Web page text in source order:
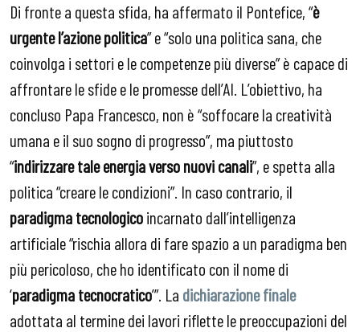
Di fronte a questa sfida, ha affermato il Pontefice, “è
urgente l’azione politica” e “solo una politica sana, che
coinvolga i settori e le competenze più diverse” è capace di
affrontare le sfide e le promesse dell’AI. L’obiettivo, ha
concluso Papa Francesco, non è “soffocare la creatività
umana e il suo sogno di progresso”, ma piuttosto
“indirizzare tale energia verso nuovi canali”, e spetta alla
politica “creare le condizioni”. In caso contrario, il
paradigma tecnologicoincarnato dall’intelligenza
artificiale “rischia allora di fare spazio a un paradigma ben
più pericoloso, che ho identificato con il nome di
‘paradigma tecnocratico’”. La dichiarazione finale
adottata al termine dei lavori riflette le preoccupazioni del